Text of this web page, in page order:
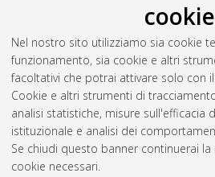
cookie
Nel nostro sito utilizziamo sia cookie
funzionamento, sia cookie e altri
facoltativi che potrai attivare solo con
Cookie e altri strumenti di
analisi statistiche, misure sull'efficacia
istituzionale e analisi dei
Se chiudi questo banner continuerai la
cookie necessari.
geografici: Web shapefile viewer.
Bologna, Corso di Studio in
DM270]
Questa lista e' stata generata il